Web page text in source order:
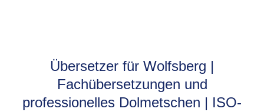
Übersetzer für Wolfsberg |
Fachübersetzungen und
professionelles Dolmetschen | ISO-